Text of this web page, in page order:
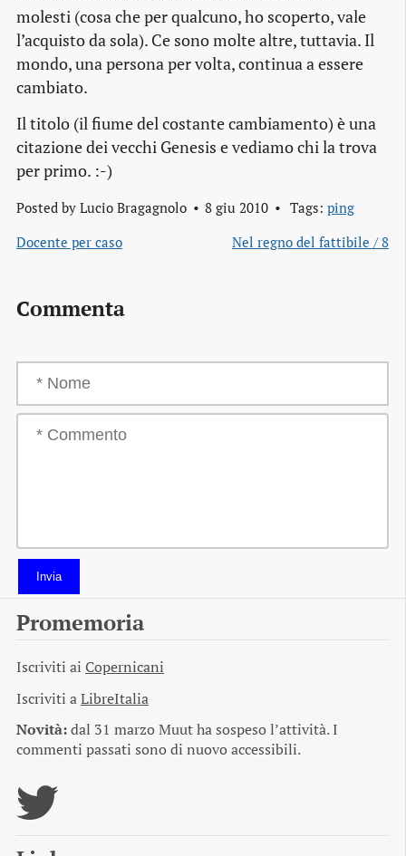
molesti (cosa che per qualcuno, ho scoperto, vale
l’acquisto da sola). Ce sono molte altre, tuttavia. Il
mondo, una persona per volta, continua a essere
cambiato.
Il titolo (il fiume del costante cambiamento) è una
citazione dei vecchi Genesis e vediamo chi la trova
per primo. :-)
Posted by Lucio Bragagnolo 8 giu 2010 Tags: ping
Docente per caso
Nel regno del fattibile / 8
Commenta
Invia
Promemoria
Iscriviti ai Copernicani
Iscriviti aLibreItalia
Novità:dal 31 marzo Muut ha sospeso l’attività. I
commenti passati sono di nuovo accessibili.